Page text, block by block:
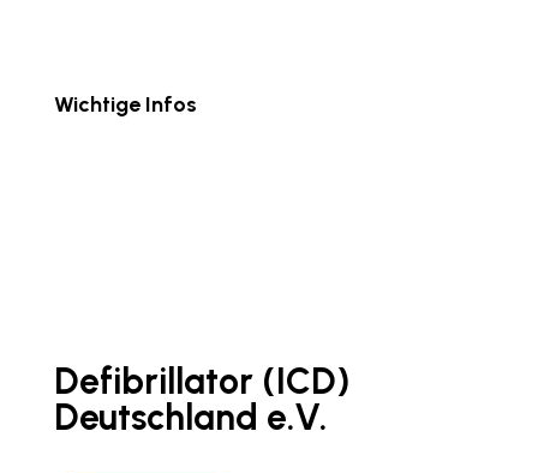
Wichtige Infos
Defibrillator (ICD)
Deutschland e.V.